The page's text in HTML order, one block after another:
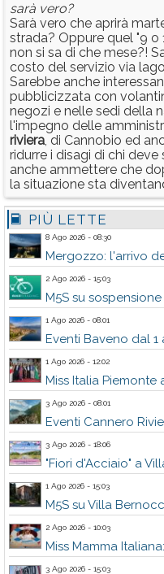
sarà vero?
Sarà vero che aprirà
strada? Oppure quel "9 o
non si sa di che mese?!
costo del servizio via
Sarebbe anche
pubblicizzata con
negozi e nelle sedi della
l'impegno delle
riviera, di Cannobio ed
ridurre i disagi di chi
anche ammettere che
la situazione sta
PIÙ LETTE
8 Ago 2026 - 08:30
Mergozzo: l'arrivo
2 Ago 2026 - 15:03
M5S su
1 Ago 2026 - 08:01
Eventi Baveno dal
1 Ago 2026 - 12:02
Miss Italia Piemonte
3 Ago 2026 - 08:01
Eventi Cannero
3 Ago 2026 - 18:06
"Fiori d'Acciaio" a
1 Ago 2026 - 15:03
M5S su Villa
2 Ago 2026 - 10:03
Miss Mamma
3 Ago 2026 - 15:03